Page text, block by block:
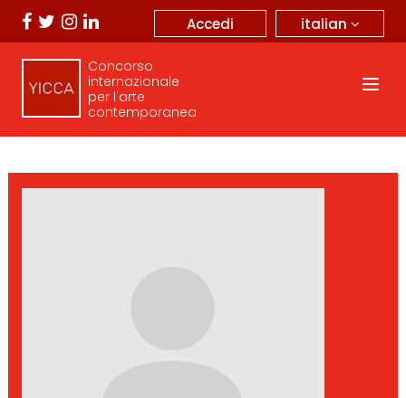
italian
Accedi
Concorso
internazionale
per l'arte
contemporanea